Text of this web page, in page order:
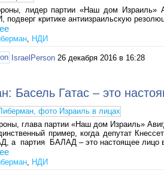
лидер партии «Наш дом Израиль»
подверг критике антиизраильскую
, НДИ
IsraelPerson 26 декабря 2016 в 16:28
Басель Гатас – это
глава партии «Наш дом Израиль»
пример, когда депутат
а партия БАЛАД – это настоящее лицо
, НДИ